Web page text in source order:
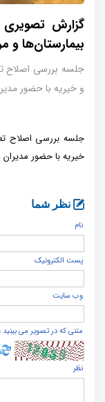
گزارش تصویری
بیمارستان‌ها و
جلسه بررسی اصلاح
و خیریه با حضور
جلسه بررسی اصلاح
خیریه با حضور مدیران
نظر شما
نام
پست الكترونيک
وب سایت
متنی که در تصویر می بینید
نظر